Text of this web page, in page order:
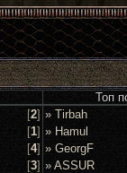
Топ
[2]
[1]
[4]
[3]
» Tirbah
» Hamul
» GeorgF
» ASSUR